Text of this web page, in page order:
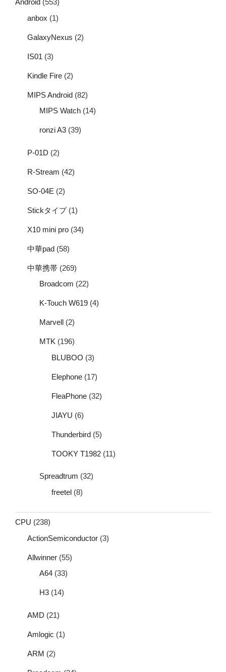
Android (553)
anbox (1)
GalaxyNexus (2)
IS01 (3)
Kindle Fire (2)
MIPS Android (82)
MIPS Watch (14)
ronzi A3 (39)
P-01D (2)
R-Stream (42)
SO-04E (2)
Stickタイプ(1)
X10 mini pro (34)
中華pad (58)
中華携帯 (269)
Broadcom (22)
K-Touch W619 (4)
Marvell (2)
MTK (196)
BLUBOO (3)
Elephone (17)
FleaPhone (32)
JIAYU (6)
Thunderbird (5)
TOOKY T1982 (11)
Spreadtrum (32)
freetel (8)
CPU (238)
ActionSemiconductor (3)
Allwinner (55)
A64 (33)
H3 (14)
AMD (21)
Amlogic (1)
ARM (2)